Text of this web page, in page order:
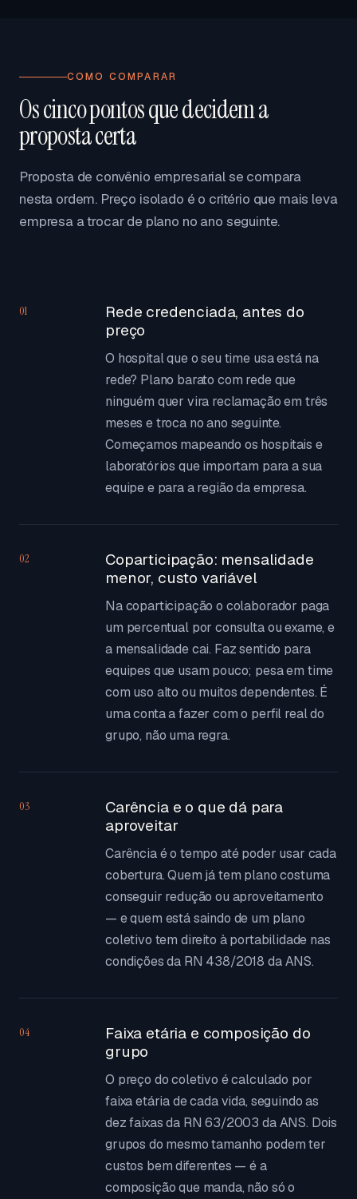
COMO COMPARAR
Os cinco pontos que decidem a
proposta certa
Proposta de convênio empresarial se compara
nesta ordem. Preço isolado é o critério que mais leva
empresa a trocar de plano no ano seguinte.
01
Rede credenciada, antes do
preço
O hospital que o seu time usa está na
rede? Plano barato com rede que
ninguém quer vira reclamação em três
meses e troca no ano seguinte.
Começamos mapeando os hospitais e
laboratórios que importam para a sua
equipe e para a região da empresa.
02
Coparticipação: mensalidade
menor, custo variável
Na coparticipação o colaborador paga
um percentual por consulta ou exame, e
a mensalidade cai. Faz sentido para
equipes que usam pouco; pesa em time
com uso alto ou muitos dependentes. É
uma conta a fazer com o perfil real do
grupo, não uma regra.
03
Carência e o que dá para
aproveitar
Carência é o tempo até poder usar cada
cobertura. Quem já tem plano costuma
conseguir redução ou aproveitamento
— e quem está saindo de um plano
coletivo tem direito à portabilidade nas
condições da RN 438/2018 da ANS.
04
Faixa etária e composição do
grupo
O preço do coletivo é calculado por
faixa etária de cada vida, seguindo as
dez faixas da RN 63/2003 da ANS. Dois
grupos do mesmo tamanho podem ter
custos bem diferentes — é a
composição que manda, não só o